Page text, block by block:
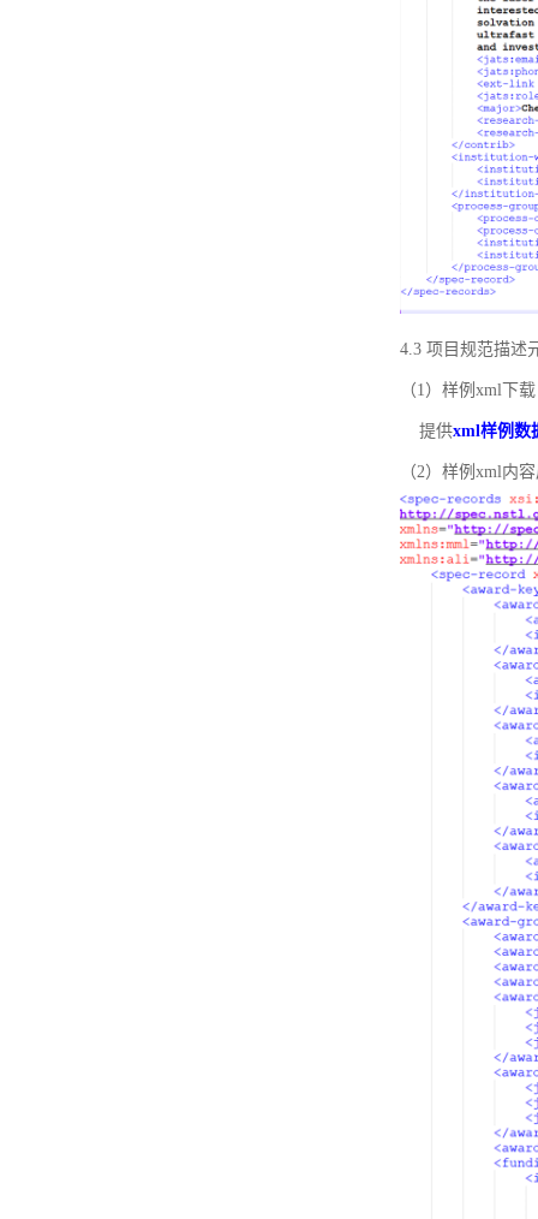
4.3 项目规范描述
（1）样例xml下载
提供xml样例数
（2）样例xml内